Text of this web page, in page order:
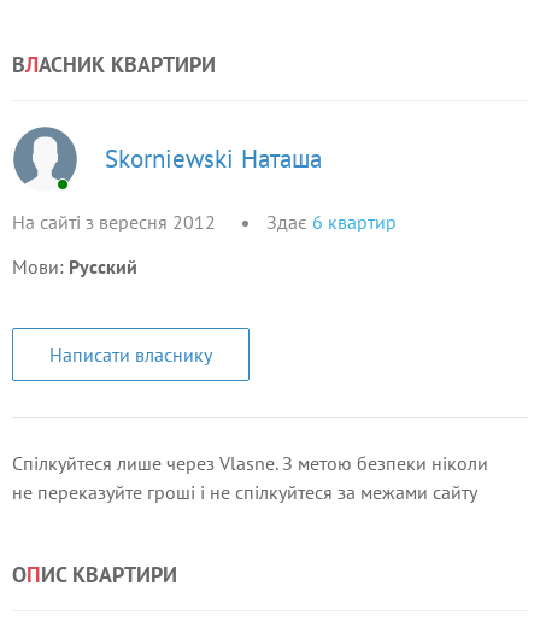
ВЛАСНИК КВАРТИРИ
Skorniewski Наташа
На сайті з вересня 2012 Здає 6 квартир
Мови: Русский
Написати власнику
Спілкуйтеся лише через Vlasne. З метою безпеки ніколи
не переказуйте гроші і не спілкуйтеся за межами сайту
ОПИС КВАРТИРИ